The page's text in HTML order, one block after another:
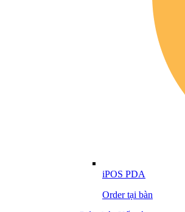
iPOS PDA
Order tại bàn